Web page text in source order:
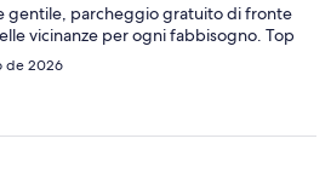
gentile, parcheggio gratuito di fronte
vicinanze per ogni fabbisogno. Top
de 2026